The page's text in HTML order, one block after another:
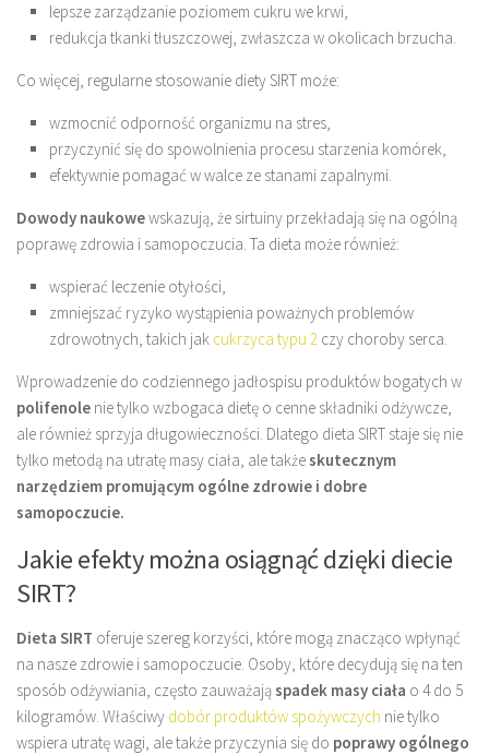
lepsze zarządzanie poziomem cukru we krwi,
redukcja tkanki tłuszczowej, zwłaszcza w okolicach brzucha.
Co więcej, regularne stosowanie diety SIRT może:
wzmocnić odporność organizmu na stres,
przyczynić się do spowolnienia procesu starzenia komórek,
efektywnie pomagać w walce ze stanami zapalnymi.
Dowody naukowewskazują, że sirtuiny przekładają się na ogólną
poprawę zdrowia i samopoczucia. Ta dieta może również:
wspierać leczenie otyłości,
zmniejszać ryzyko wystąpienia poważnych problemów
zdrowotnych, takich jak cukrzyca typu 2 czy choroby serca.
Wprowadzenie do codziennego jadłospisu produktów bogatych w
polifenole nie tylko wzbogaca dietę o cenne składniki odżywcze,
ale również sprzyja długowieczności. Dlatego dieta SIRT staje się nie
tylko metodą na utratę masy ciała, ale takżeskutecznym
narzędziem promującym ogólne zdrowie i dobre
samopoczucie.
Jakie efekty można osiągnąć dzięki diecie
SIRT?
Dieta SIRT oferuje szereg korzyści, które mogą znacząco wpłynąć
na nasze zdrowie i samopoczucie. Osoby, które decydują się na ten
sposób odżywiania, często zauważająspadek masy ciała o 4 do 5
kilogramów. Właściwy dobór produktów spożywczych nie tylko
wspiera utratę wagi, ale także przyczynia się do poprawy ogólnego